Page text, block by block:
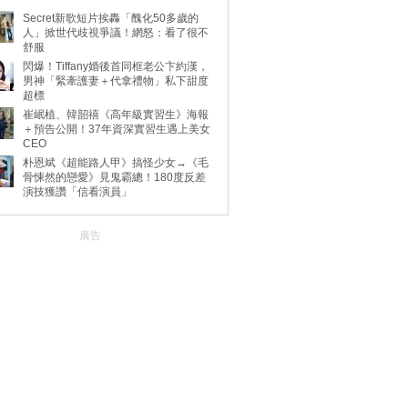
Secret新歌短片挨轟「醜化50多歲的
人」掀世代歧視爭議！網怒：看了很不
舒服
閃爆！Tiffany婚後首同框老公卞約漢，
男神「緊牽護妻＋代拿禮物」私下甜度
超標
崔岷植、韓韶禧《高年級實習生》海報
＋預告公開！37年資深實習生遇上美女
CEO
朴恩斌《超能路人甲》搞怪少女→《毛
骨悚然的戀愛》見鬼霸總！180度反差
演技獲讚「信看演員」
廣告